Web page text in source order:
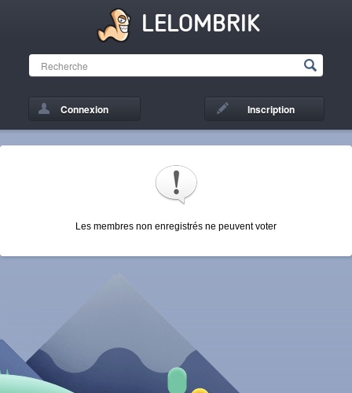
LELOMBRIK
Connexion Inscription
Les membres non enregistrés ne peuvent voter